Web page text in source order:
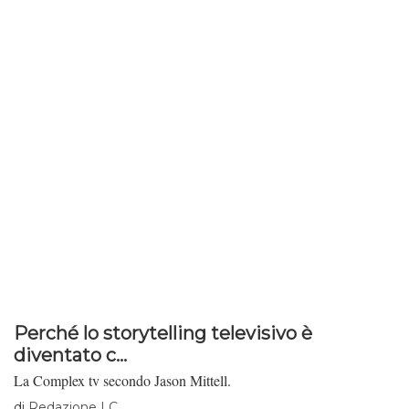
Perché lo storytelling televisivo è
diventato c...
La Complex tv secondo Jason Mittell.